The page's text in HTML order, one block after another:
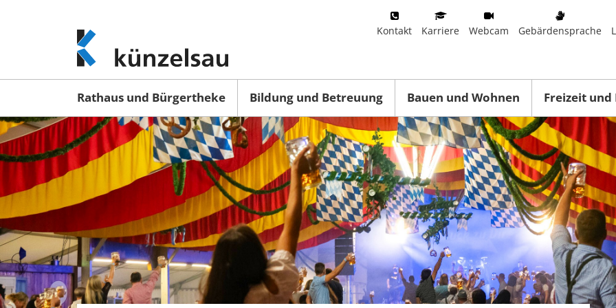
www.kuenzelsau.de
(zur
Startseite)
Kontakt Karriere Webcam Gebärdensprache
Rathaus und Bürgertheke Bildung und Betreuung Bauen und Wohnen Freizeit